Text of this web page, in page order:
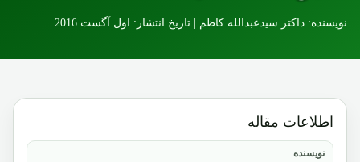
نویسنده: داکتر سیدعبدالله کاظم | تاریخ انتشار: اول آگست 2016
اطلاعات مقاله
نویسنده